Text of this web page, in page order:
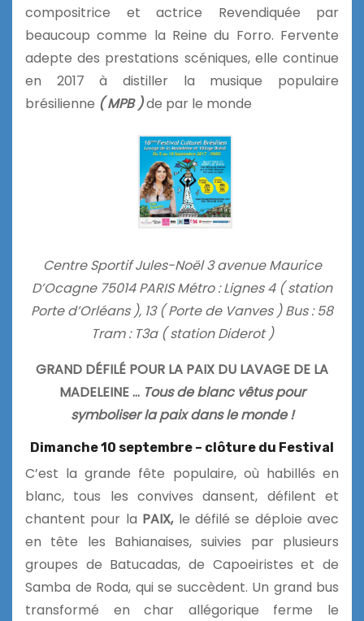
compositrice et actrice Revendiquée par
beaucoup comme la Reine du Forro. Fervente
adepte des prestations scéniques, elle continue
en 2017 à distiller la musique populaire
brésilienne ( MPB )de par le monde
Centre Sportif Jules-Noël 3 avenue Maurice
D’Ocagne 75014 PARIS Métro : Lignes 4 ( station
Porte d’Orléans ), 13 ( Porte de Vanves ) Bus : 58
Tram : T3a ( station Diderot )
GRAND DÉFILÉ POUR LA PAIX DU LAVAGE DE LA
MADELEINE … Tous de blanc vêtus pour
symboliser la paix dans le monde !
Dimanche 10 septembre – clôture du Festival
C’est la grande fête populaire, où habillés en
blanc, tous les convives dansent, défilent et
chantent pour la PAIX,le défilé se déploie avec
en tête les Bahianaises, suivies par plusieurs
groupes de Batucadas, de Capoeiristes et de
Samba de Roda, qui se succèdent. Un grand bus
transformé en char allégorique ferme le